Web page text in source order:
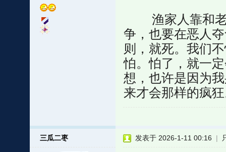
渔家人靠和老
争，也要在恶人
则，就死。我们
怕。怕了，就一
想，也许是因为
来才会那样的疯
三瓜二枣 发表于 2026-1-11 00:16 |